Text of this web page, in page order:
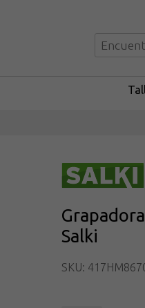
Salki
SKU: